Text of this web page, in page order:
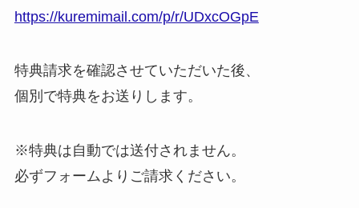
https://kuremimail.com/p/r/UDxcOGpE
特典請求を確認させていただいた後、
個別で特典をお送りします。
※特典は自動では送付されません。
必ずフォームよりご請求ください。